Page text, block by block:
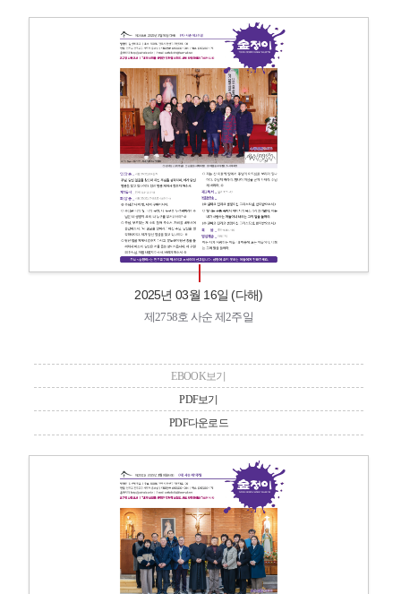
2025년 03월 16일 (다해)
제2758호 사순 제2주일
EBOOK보기
PDF보기
PDF다운로드